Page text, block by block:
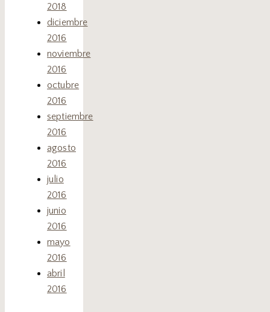
2018
diciembre
2016
noviembre
2016
octubre
2016
septiembre
2016
agosto
2016
julio
2016
junio
2016
mayo
2016
abril
2016